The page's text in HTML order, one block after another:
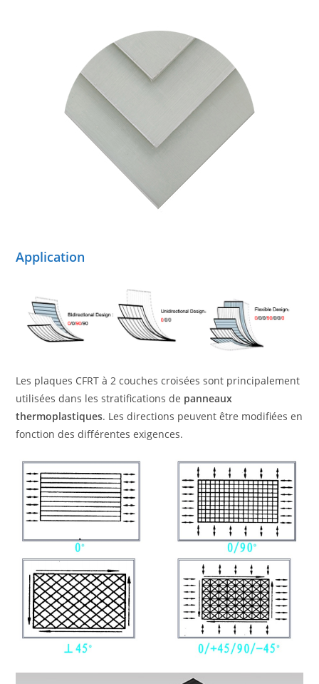
Application
Les plaques CFRT à 2 couches croisées sont principalement
utilisées dans les stratifications de panneaux
thermoplastiques. Les directions peuvent être modifiées en
fonction des différentes exigences.